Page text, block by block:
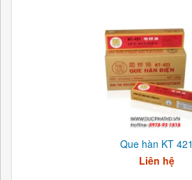
Que hàn KT 421
Liên hệ